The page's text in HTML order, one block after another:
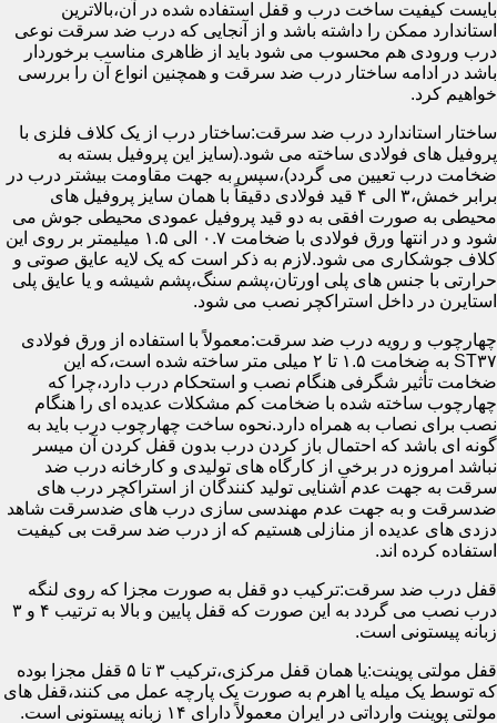
بایست کیفیت ساخت درب و قفل استفاده شده در آن،بالاترین
استاندارد ممکن را داشته باشد و از آنجایی که درب ضد سرقت نوعی
درب ورودی هم محسوب می شود باید از ظاهری مناسب برخوردار
باشد در ادامه ساختار درب ضد سرقت و همچنین انواع آن را بررسی
خواهیم کرد.
ساختار استاندارد درب ضد سرقت:ساختار درب از یک کلاف فلزی با
پروفیل های فولادی ساخته می شود.(سایز این پروفیل بسته به
ضخامت درب تعیین می گردد)،سپس به جهت مقاومت بیشتر درب در
برابر خمش،۳ الی ۴ قید فولادی دقیقاً با همان سایز پروفیل های
محیطی به صورت افقی به دو قید پروفیل عمودی محیطی جوش می
شود و در انتها ورق فولادی با ضخامت ۰.۷ الی ۱.۵ میلیمتر بر روی این
کلاف جوشکاری می شود.لازم به ذکر است که یک لایه عایق صوتی و
حرارتی با جنس های پلی اورتان،پشم سنگ،پشم شیشه و یا عایق پلی
استایرن در داخل استراکچر نصب می شود.
چهارچوب و رویه درب ضد سرقت:معمولاً با استفاده از ورق فولادی
ST۳۷ به ضخامت ۱.۵ تا ۲ میلی متر ساخته شده است،که این
ضخامت تأثیر شگرفی هنگام نصب و استحکام درب دارد،چرا که
چهارچوب ساخته شده با ضخامت کم مشکلات عدیده ای را هنگام
نصب برای نصاب به همراه دارد.نحوه ساخت چهارچوب درب باید به
گونه ای باشد که احتمال باز کردن درب بدون قفل کردن آن میسر
نباشد امروزه در برخی از کارگاه های تولیدی و کارخانه درب ضد
سرقت به جهت عدم آشنایی تولید کنندگان از استراکچر درب های
ضدسرقت و به جهت عدم مهندسی سازی درب های ضدسرقت شاهد
دزدی های عدیده از منازلی هستیم که از درب ضد سرقت بی کیفیت
استفاده کرده اند.
قفل درب ضد سرقت:ترکیب دو قفل به صورت مجزا که روی لنگه
درب نصب می گردد به این صورت که قفل پایین و بالا به ترتیب ۴ و ۳
زبانه پیستونی است.
قفل مولتی پوینت:یا همان قفل مرکزی،ترکیب ۳ تا ۵ قفل مجزا بوده
که توسط یک میله یا اهرم به صورت یک پارچه عمل می کنند،قفل های
مولتی پوینت وارداتی در ایران معمولاً دارای ۱۴ زبانه پیستونی است.